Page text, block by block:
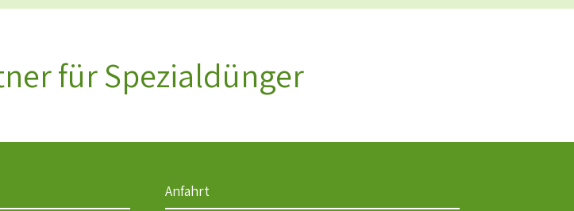
für Spezialdünger
Anfahrt